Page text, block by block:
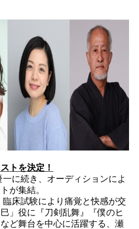
トを決定！
に続き、オーディションによ
が集結。
床試験により痛覚と快感が交
」役に『刀剣乱舞』『僕のヒ
ど舞台を中心に活躍する、瀬